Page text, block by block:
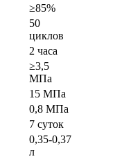
≥85%
50
циклов
2 часа
≥3,5
МПа
15 МПа
0,8 МПа
7 суток
0,35-0,37
л